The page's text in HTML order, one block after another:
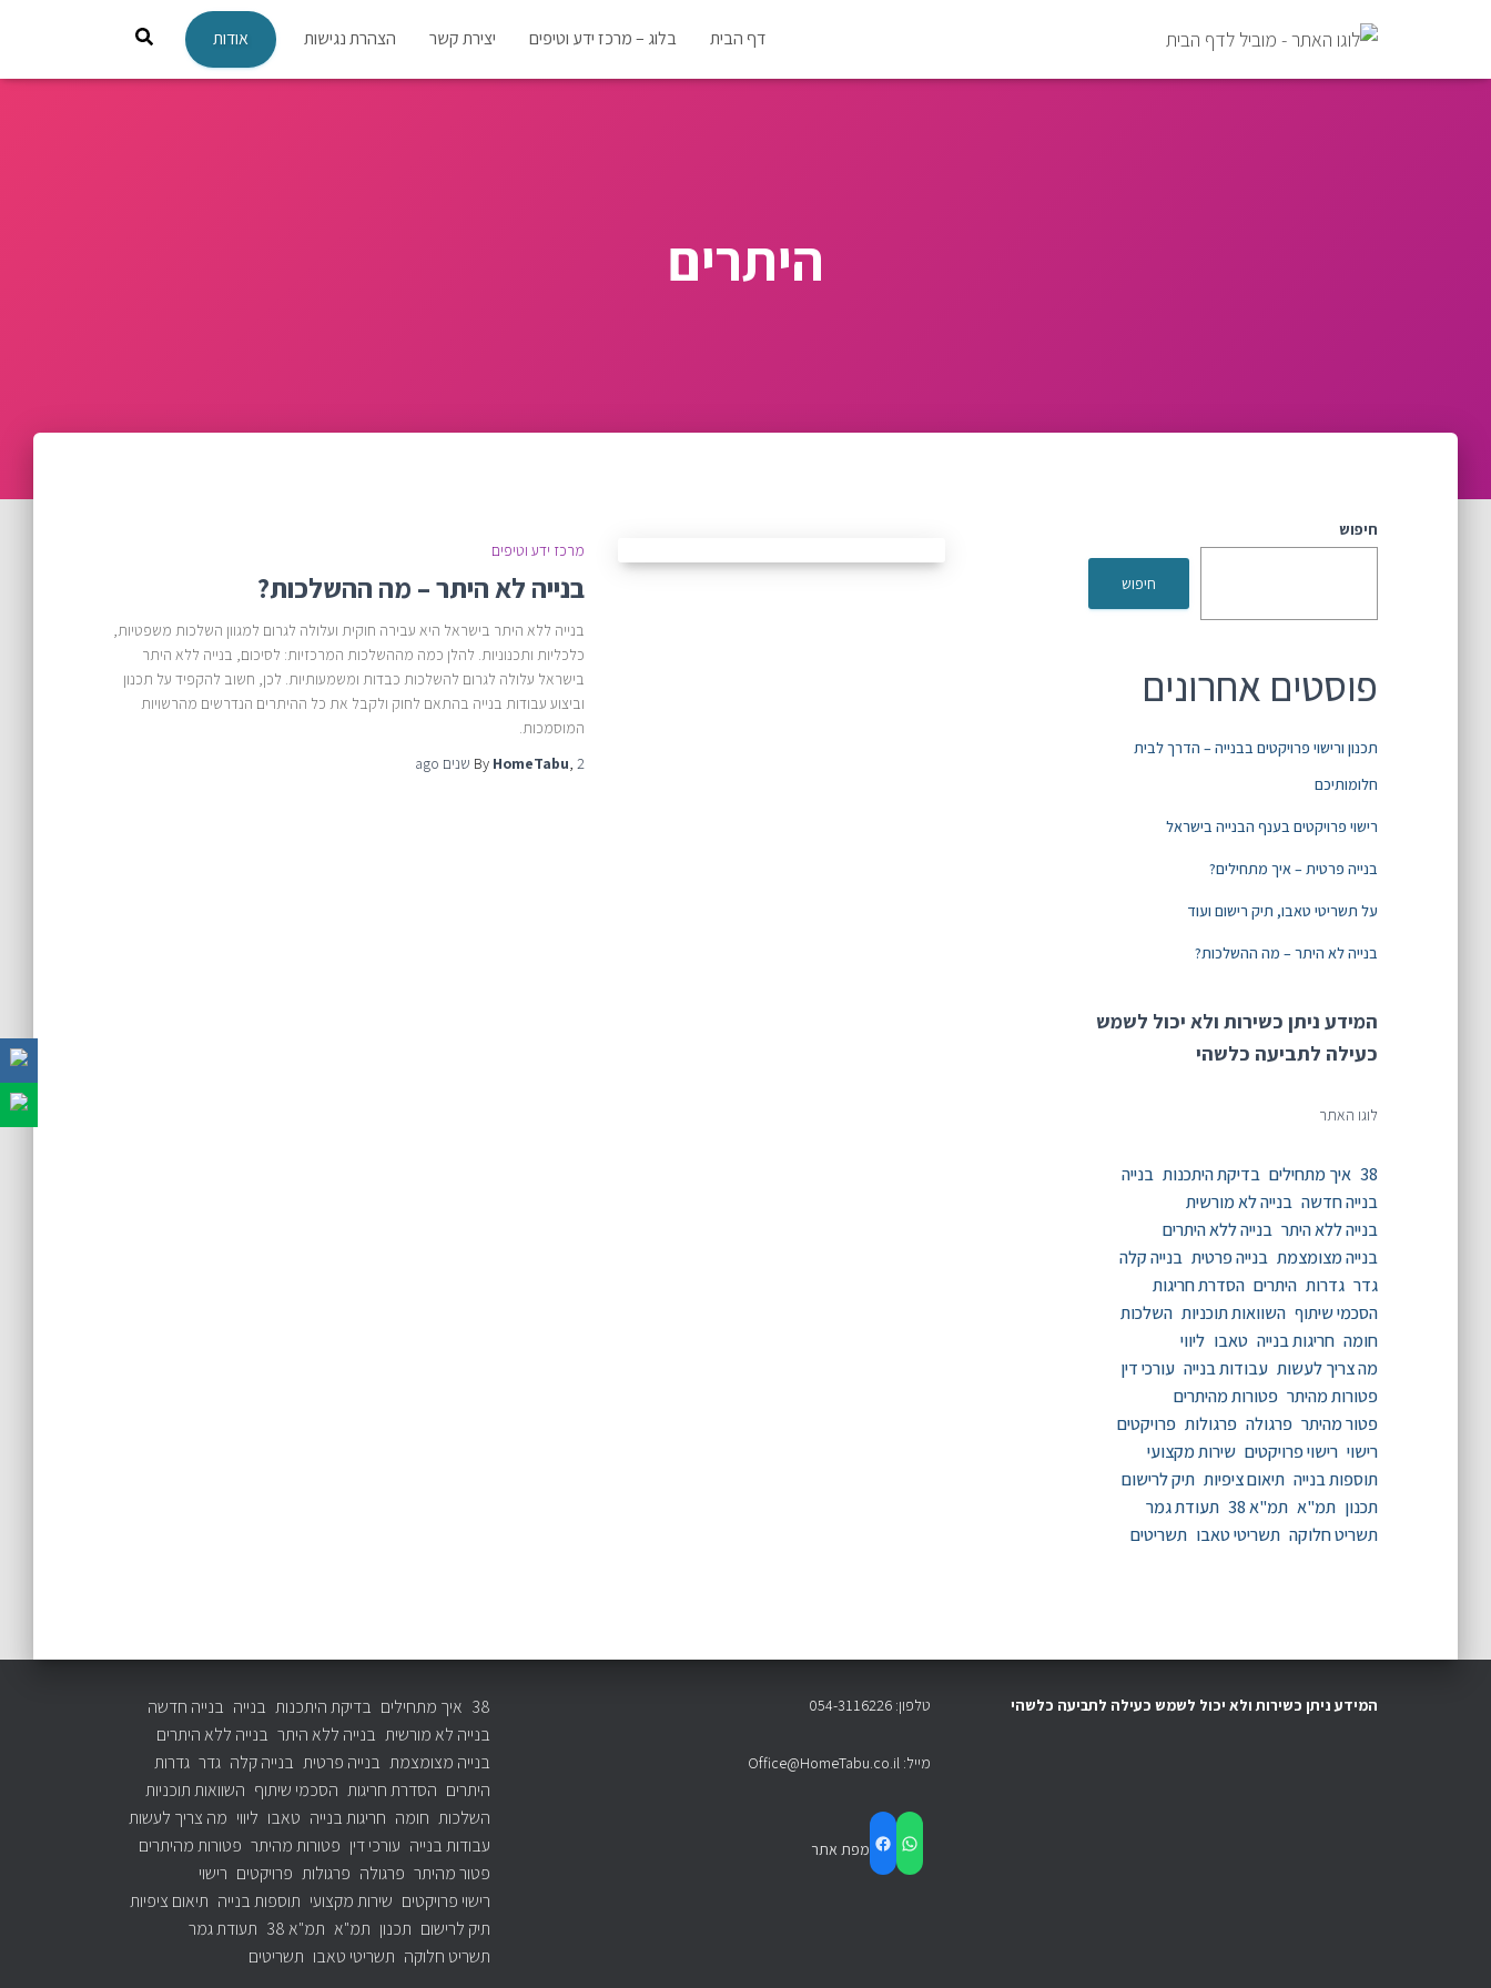
דף הבית בלוג – מרכז ידע וטיפים יצירת קשר הצהרת נגישות אודות
היתרים
חיפוש
חיפוש
פוסטים אחרונים
תכנון ורישוי פרויקטים בבנייה – הדרך לבית
חלומותיכם
רישוי פרויקטים בענף הבנייה בישראל
בנייה פרטית – איך מתחילים?
על תשריטי טאבו, תיק רישום ועוד
בנייה לא היתר – מה ההשלכות?
המידע ניתן כשירות ולא יכול לשמש
כעילה לתביעה כלשהי
38 איך מתחילים בדיקת היתכנות בנייה
בנייה חדשה בנייה לא מורשית
בנייה ללא היתר בנייה ללא היתרים
בנייה מצומצמת בנייה פרטית בנייה קלה
גדר גדרות היתרים הסדרת חריגות
הסכמי שיתוף השוואות תוכניות השלכות
חומה חריגות בנייה טאבו ליווי
מה צריך לעשות עבודות בנייה עורכי דין
פטורות מהיתר פטורות מהיתרים
פטור מהיתר פרגולה פרגולות פרויקטים
רישוי רישוי פרויקטים שירות מקצועי
תוספות בנייה תיאום ציפיות תיק לרישום
תכנון תמ"א תמ"א 38
תעודת גמר
תשריט חלוקה תשריטי טאבו תשריטים
מרכז ידע וטיפים
בנייה לא היתר – מה ההשלכות?
בנייה ללא היתר בישראל היא עבירה חוקית ועלולה לגרום למגוון השלכות משפטיות,
כלכליות ותכנוניות. להלן כמה מההשלכות המרכזיות: לסיכום, בנייה ללא היתר
בישראל עלולה לגרום להשלכות כבדות ומשמעותיות. לכן, חשוב להקפיד על תכנון
וביצוע עבודות בנייה בהתאם לחוק ולקבל את כל ההיתרים הנדרשים מהרשויות
המוסמכות.
By HomeTabu, 2 שנים
המידע ניתן כשירות ולא יכול לשמש כעילה לתביעה כלשהי טלפון: 054-3116226
מייל: Office@HomeTabu.co.il
מפת אתר
38 איך מתחילים בדיקת היתכנות בנייה בנייה חדשה
בנייה לא מורשית בנייה ללא היתר בנייה ללא היתרים
בנייה מצומצמת בנייה פרטית בנייה קלה גדר גדרות
היתרים הסדרת חריגות הסכמי שיתוף השוואות תוכניות
השלכות חומה חריגות בנייה טאבו ליווי מה צריך לעשות
עבודות בנייה עורכי דין פטורות מהיתר פטורות מהיתרים
פטור מהיתר פרגולה פרגולות פרויקטים רישוי
רישוי פרויקטים שירות מקצועי תוספות בנייה תיאום ציפיות
תיק לרישום תכנון תמ"א תמ"א 38
תעודת גמר
תשריט חלוקה תשריטי טאבו תשריטים